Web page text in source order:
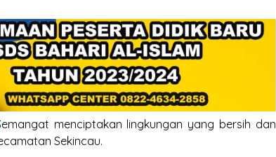
menciptakan lingkungan yang bersih dan
Sekincau.